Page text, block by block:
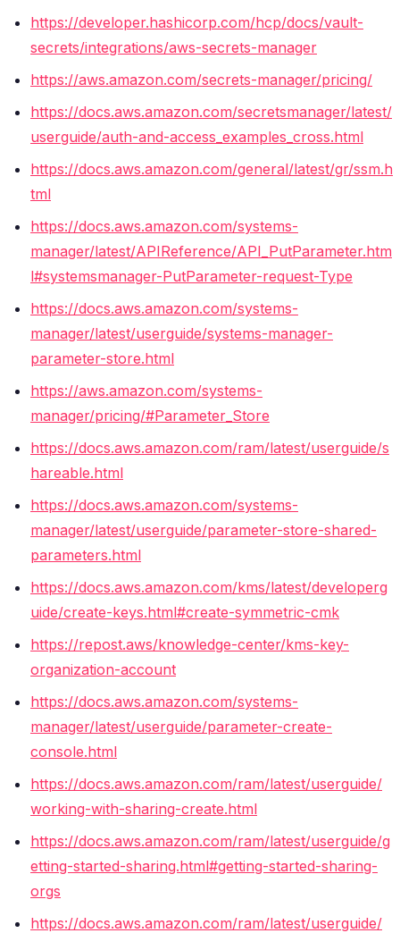
https://developer.hashicorp.com/hcp/docs/vault-
secrets/integrations/aws-secrets-manager
https://aws.amazon.com/secrets-manager/pricing/
https://docs.aws.amazon.com/secretsmanager/latest/
userguide/auth-and-access_examples_cross.html
https://docs.aws.amazon.com/general/latest/gr/ssm.h
tml
https://docs.aws.amazon.com/systems-
manager/latest/APIReference/API_PutParameter.htm
l#systemsmanager-PutParameter-request-Type
https://docs.aws.amazon.com/systems-
manager/latest/userguide/systems-manager-
parameter-store.html
https://aws.amazon.com/systems-
manager/pricing/#Parameter_Store
https://docs.aws.amazon.com/ram/latest/userguide/s
hareable.html
https://docs.aws.amazon.com/systems-
manager/latest/userguide/parameter-store-shared-
parameters.html
https://docs.aws.amazon.com/kms/latest/developerg
uide/create-keys.html#create-symmetric-cmk
https://repost.aws/knowledge-center/kms-key-
organization-account
https://docs.aws.amazon.com/systems-
manager/latest/userguide/parameter-create-
console.html
https://docs.aws.amazon.com/ram/latest/userguide/
working-with-sharing-create.html
https://docs.aws.amazon.com/ram/latest/userguide/g
etting-started-sharing.html#getting-started-sharing-
orgs
https://docs.aws.amazon.com/ram/latest/userguide/